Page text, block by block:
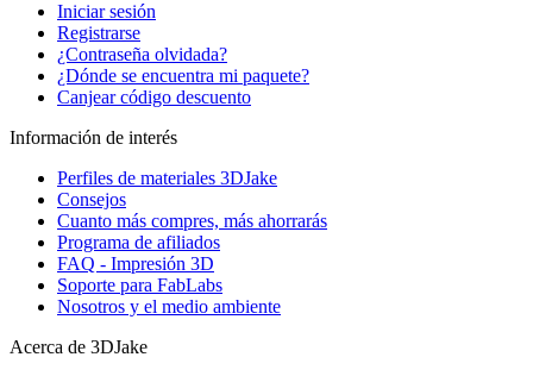
Iniciar sesión
Registrarse
¿Contraseña olvidada?
¿Dónde se encuentra mi paquete?
Canjear código descuento
Información de interés
Perfiles de materiales 3DJake
Consejos
Cuanto más compres, más ahorrarás
Programa de afiliados
FAQ - Impresión 3D
Soporte para FabLabs
Nosotros y el medio ambiente
Acerca de 3DJake